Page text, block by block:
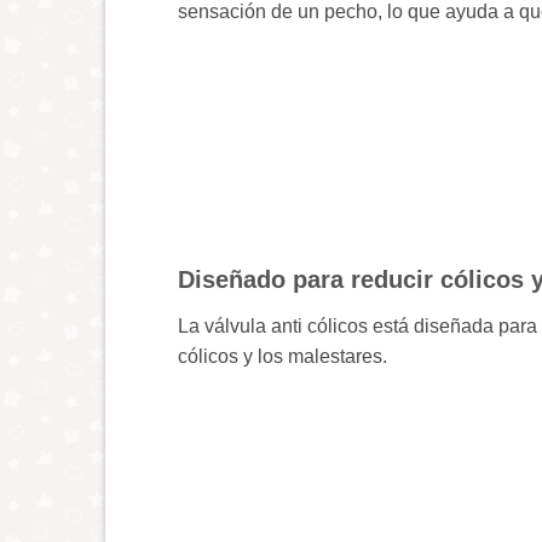
sensación de un pecho, lo que ayuda a
Diseñado para reducir cólicos
La válvula anti cólicos está diseñada
cólicos y los malestares.